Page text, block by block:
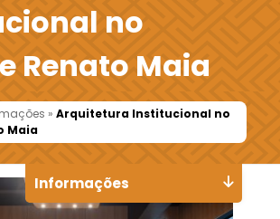
no
Renato Maia
»Arquitetura Institucional no
Maia
Informações